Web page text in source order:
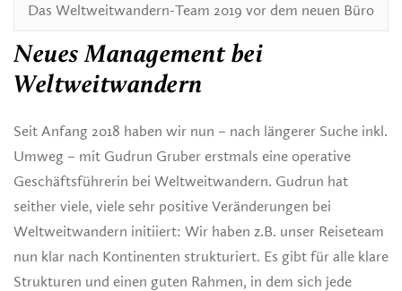
Das Weltweitwandern-Team 2019 vor dem neuen Büro
Neues Management bei
Weltweitwandern
Seit Anfang 2018 haben wir nun – nach längerer Suche inkl.
Umweg – mit Gudrun Gruber erstmals eine operative
Geschäftsführerin bei Weltweitwandern. Gudrun hat
seither viele, viele sehr positive Veränderungen bei
Weltweitwandern initiiert: Wir haben z.B. unser Reiseteam
nun klar nach Kontinenten strukturiert. Es gibt für alle klare
Strukturen und einen guten Rahmen, in dem sich jede